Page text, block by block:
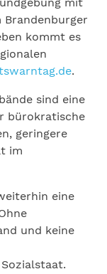
mit
kommt es
.
sind eine
bürokratische
geringere
im
eine
und keine